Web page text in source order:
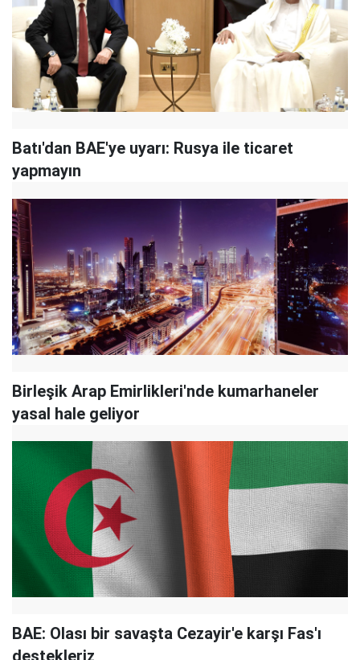
Batı'dan BAE'ye uyarı: Rusya ile ticaret
yapmayın
Birleşik Arap Emirlikleri'nde kumarhaneler
yasal hale geliyor
BAE: Olası bir savaşta Cezayir'e karşı Fas'ı
destekleriz